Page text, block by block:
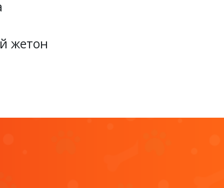
жетон